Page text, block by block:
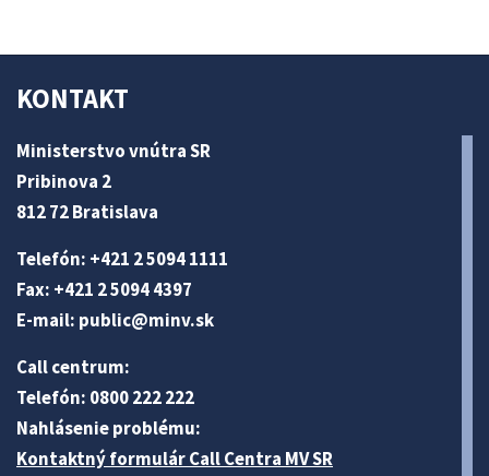
KONTAKT
Ministerstvo vnútra SR
Pribinova 2
812 72 Bratislava
Telefón: +421 2 5094 1111
Fax: +421 2 5094 4397
E-mail: public@minv.sk
Call centrum:
Telefón: 0800 222 222
Nahlásenie problému:
Kontaktný formulár Call Centra MV SR